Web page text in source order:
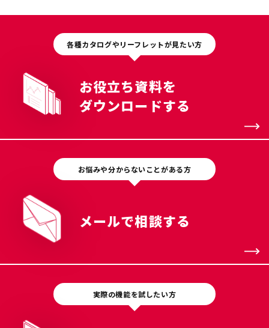
各種カタログやリーフレットが見たい方
お役立ち資料を
ダウンロードする
お悩みや分からないことがある方
メールで相談する
実際の機能を試したい方